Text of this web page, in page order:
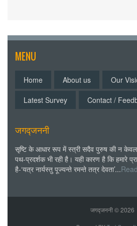
MENU
Home About us
Our
Latest Survey
Contact /
जगद्जननी
सृष्टि के आधार रूप में स्त्री सदैव पुरुष की न केवल
पथ-प्रदर्शक भी रही है। यही कारण है कि हमारे
है-‘यत्र नार्यस्तु पूज्यन्ते रमन्ते तत्र देवता’...
जगद्जननी ©2026